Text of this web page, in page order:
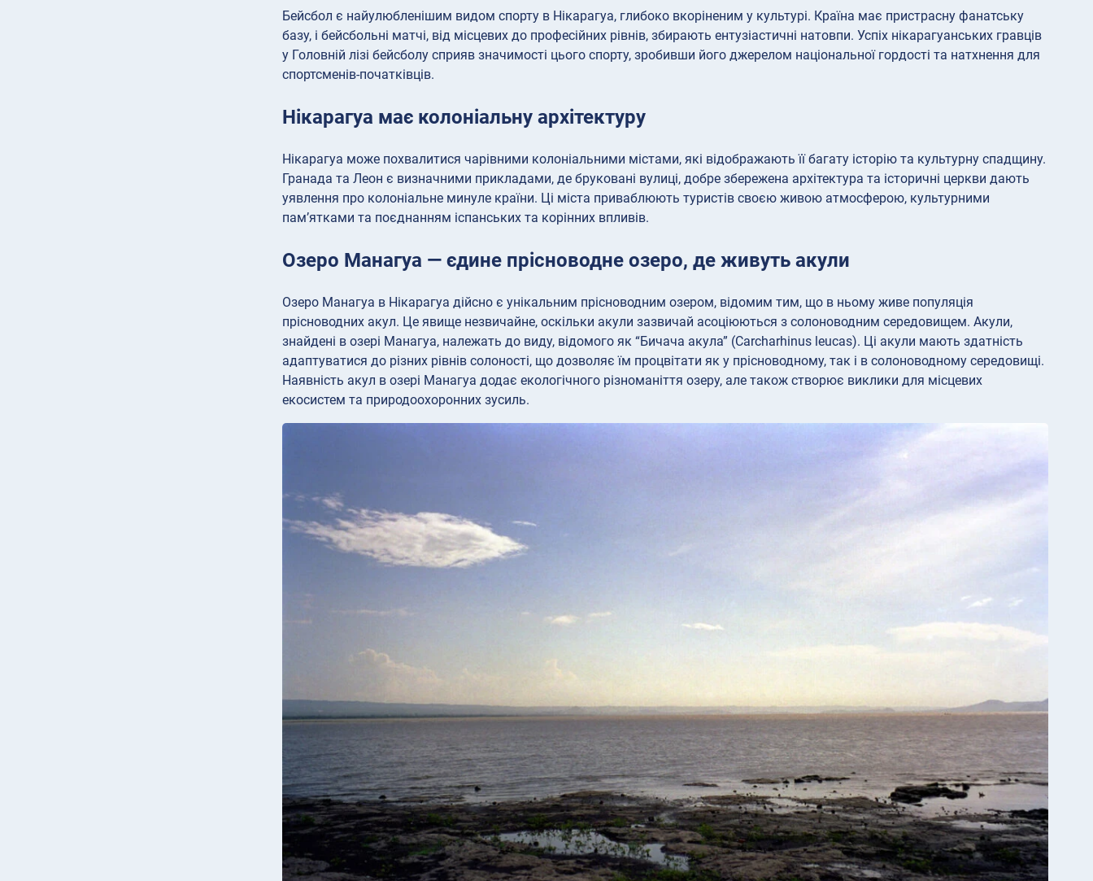
Бейсбол є найулюбленішим видом спорту в Нікарагуа, глибоко вкоріненим у культурі. Країна має пристрасну фанатську
базу, і бейсбольні матчі, від місцевих до професійних рівнів, збирають ентузіастичні натовпи. Успіх нікарагуанських гравців
у Головній лізі бейсболу сприяв значимості цього спорту, зробивши його джерелом національної гордості та натхнення для
спортсменів-початківців.
Нікарагуа має колоніальну архітектуру
Нікарагуа може похвалитися чарівними колоніальними містами, які відображають її багату історію та культурну спадщину.
Гранада та Леон є визначними прикладами, де бруковані вулиці, добре збережена архітектура та історичні церкви дають
уявлення про колоніальне минуле країни. Ці міста приваблюють туристів своєю живою атмосферою, культурними
пам’ятками та поєднанням іспанських та корінних впливів.
Озеро Манагуа — єдине прісноводне озеро, де живуть акули
Озеро Манагуа в Нікарагуа дійсно є унікальним прісноводним озером, відомим тим, що в ньому живе популяція
прісноводних акул. Це явище незвичайне, оскільки акули зазвичай асоціюються з солоноводним середовищем. Акули,
знайдені в озері Манагуа, належать до виду, відомого як “Бичача акула” (Carcharhinus leucas). Ці акули мають здатність
адаптуватися до різних рівнів солоності, що дозволяє їм процвітати як у прісноводному, так і в солоноводному середовищі.
Наявність акул в озері Манагуа додає екологічного різноманіття озеру, але також створює виклики для місцевих
екосистем та природоохоронних зусиль.